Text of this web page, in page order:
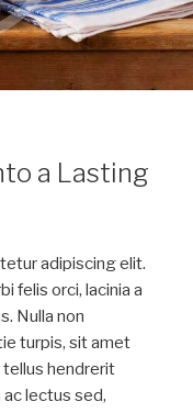
a Lasting
adipiscing elit.
felis orci, lacinia a
Nulla non
turpis, sit amet
hendrerit
lectus sed,